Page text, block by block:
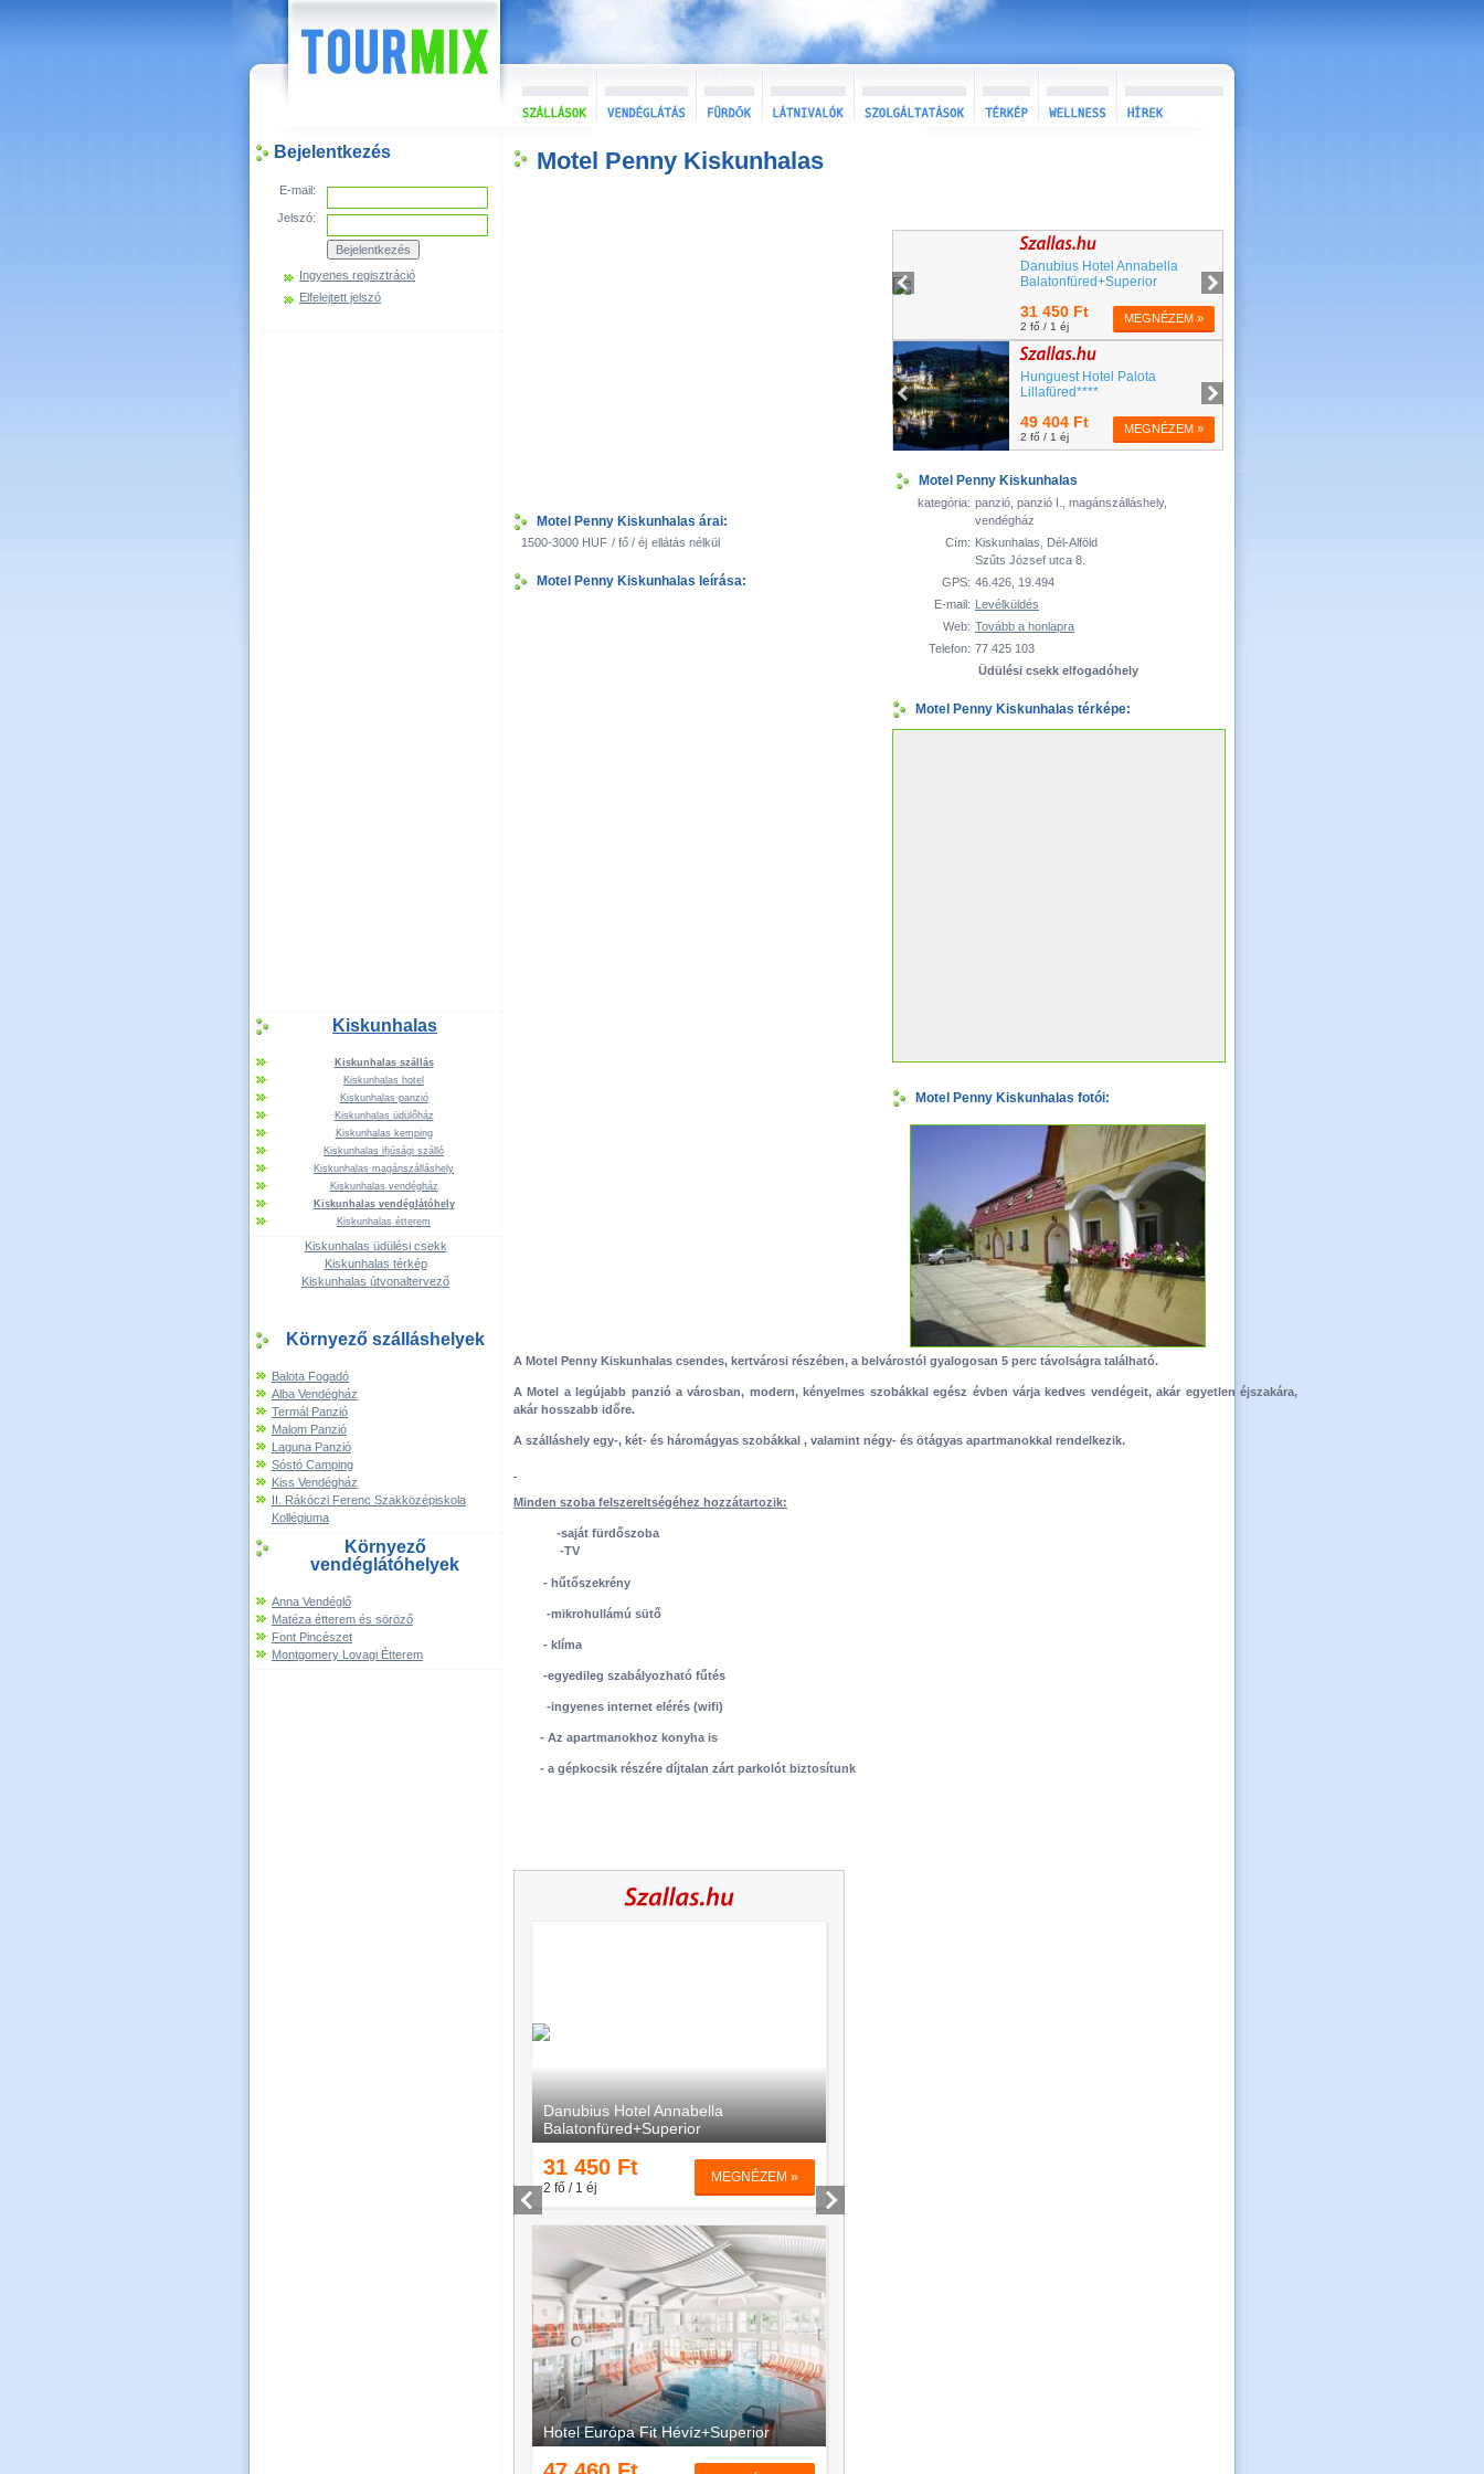
Bejelentkezés
E-mail:
Jelszó:
Ingyenes regisztráció
Elfelejtett jelszó
Kiskunhalas
Kiskunhalas szállás
Kiskunhalas hotel
Kiskunhalas panzió
Kiskunhalas üdülőház
Kiskunhalas kemping
Kiskunhalas ifjúsági szálló
Kiskunhalas magánszálláshely
Kiskunhalas vendégház
Kiskunhalas vendéglátóhely
Kiskunhalas étterem
Kiskunhalas üdülési csekk
Kiskunhalas térkép
Kiskunhalas útvonaltervező
Környező szálláshelyek
Balota Fogadó
Alba Vendégház
Termál Panzió
Malom Panzió
Laguna Panzió
Sóstó Camping
Kiss Vendégház
II. Rákóczi Ferenc Szakközépiskola
Kollégiuma
Környező
vendéglátóhelyek
Anna Vendéglő
Matéza étterem és söröző
Font Pincészet
Montgomery Lovagi Étterem
Motel Penny Kiskunhalas
Motel Penny Kiskunhalas
kategória: panzió, panzió I., magánszálláshely,
vendégház
Cím: Kiskunhalas, Dél-Alföld
Szűts József utca 8.
GPS: 46.426, 19.494
E-mail: Levélküldés
Web: Tovább a honlapra
Telefon: 77 425 103
Üdülési csekk elfogadóhely
Motel Penny Kiskunhalas térképe:
Motel Penny Kiskunhalas fotói:
Motel Penny Kiskunhalas árai:
1500-3000 HUF / fő / éj ellátás nélkül
Motel Penny Kiskunhalas leírása:
A Motel Penny Kiskunhalas csendes, kertvárosi részében, a belvárostól gyalogosan 5 perc távolságra található.
A Motel a legújabb panzió a városban, modern, kényelmes szobákkal egész évben várja kedves vendégeit, akár egyetlen éjszakára,
akár hosszabb időre.
A szálláshely egy-, két- és háromágyas szobákkal , valamint négy- és ötágyas apartmanokkal rendelkezik.
Minden szoba felszereltségéhez hozzátartozik:
-saját fürdőszoba
-TV
- hűtőszekrény
-mikrohullámú sütő
- klíma
-egyedileg szabályozható fűtés
-ingyenes internet elérés (wifi)
- Az apartmanokhoz konyha is
- a gépkocsik részére díjtalan zárt parkolót biztosítunk